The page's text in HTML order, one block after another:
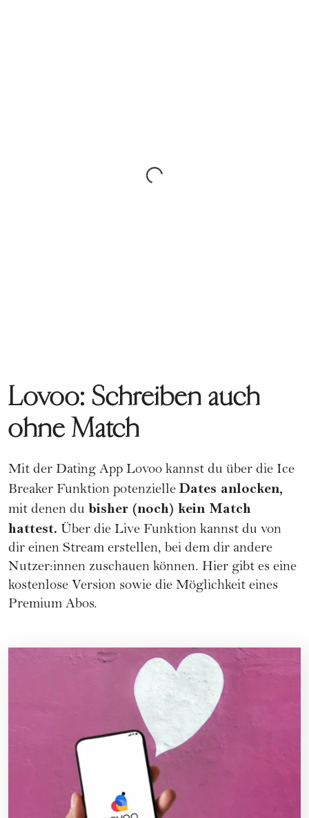
Lovoo: Schreiben auch
ohne Match
Mit der Dating App Lovoo kannst du über die Ice
Breaker Funktion potenzielleDates anlocken,
mit denen du bisher (noch) kein Match
hattest. Über die Live Funktion kannst du von
dir einen Stream erstellen, bei dem dir andere
Nutzer:innen zuschauen können. Hier gibt es eine
kostenlose Version sowie die Möglichkeit eines
Premium Abos.